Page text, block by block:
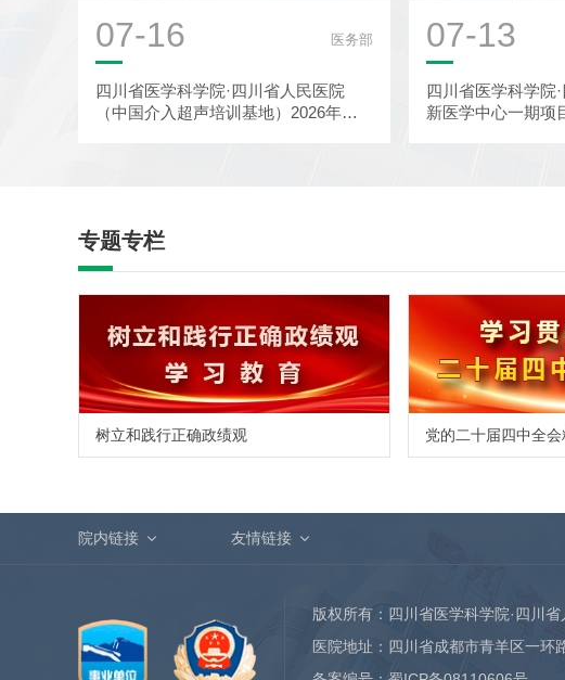
07-16 医务部
四川省医学科学院·四川省人民医院
（中国介入超声培训基地）2026年超
07-13
四川省医学科学院
新医学中心一期项
专题专栏
树立和践行正确政绩观 党的二十届四中全会
院内链接 友情链接
版权所有：四川省医学科学院·四川省
医院地址：四川省成都市青羊区一环